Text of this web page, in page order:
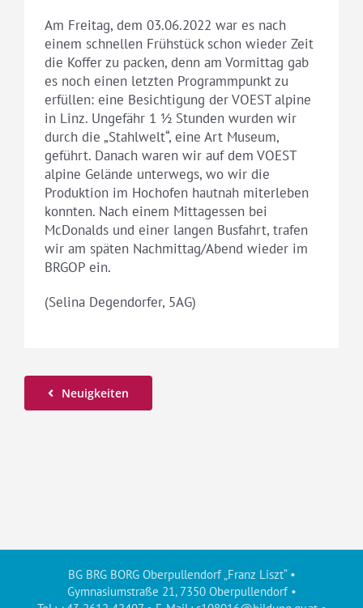
Am Freitag, dem 03.06.2022 war es nach
einem schnellen Frühstück schon wieder Zeit
die Koffer zu packen, denn am Vormittag gab
es noch einen letzten Programmpunkt zu
erfüllen: eine Besichtigung der VOEST alpine
in Linz. Ungefähr 1 ½ Stunden wurden wir
durch die „Stahlwelt“, eine Art Museum,
geführt. Danach waren wir auf dem VOEST
alpine Gelände unterwegs, wo wir die
Produktion im Hochofen hautnah miterleben
konnten. Nach einem Mittagessen bei
McDonalds und einer langen Busfahrt, trafen
wir am späten Nachmittag/Abend wieder im
BRGOP ein.
(Selina Degendorfer, 5AG)
Neuigkeiten
BG BRG BORG Oberpullendorf „Franz Liszt“ •
Gymnasiumstraße 21, 7350 Oberpullendorf •